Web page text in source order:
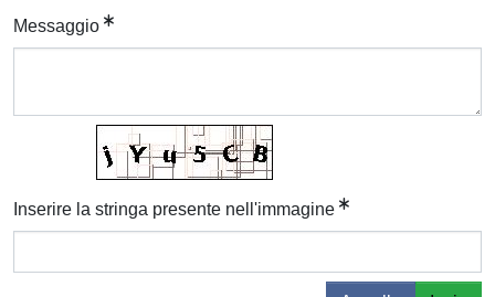
Messaggio
Inserire la stringa presente nell'immagine